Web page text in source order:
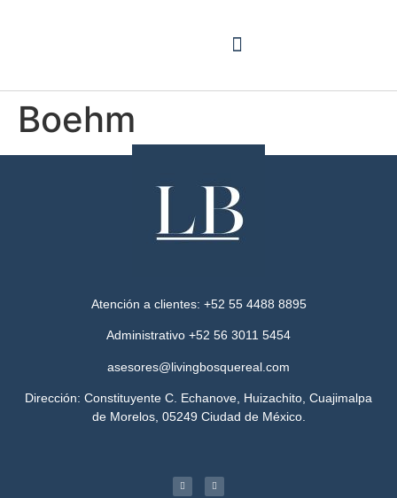
Boehm
Atención a clientes: +52 55 4488 8895
Administrativo +52 56 3011 5454
asesores@livingbosquereal.com
Dirección: Constituyente C. Echanove, Huizachito, Cuajimalpa
de Morelos, 05249 Ciudad de México.